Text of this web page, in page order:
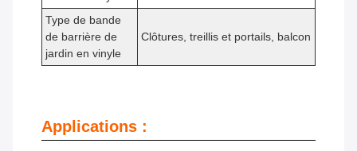
Type de bande
de barrière de
jardin en vinyle
Clôtures, treillis et portails, balcon
Applications :